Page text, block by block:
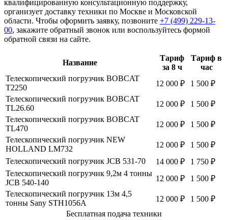
квалифицированную консультационную поддержку,
организует доставку техники по Москве и Московской
области. Чтобы оформить заявку, позвоните +7 (499) 229-13-
00, закажите обратный звонок или воспользуйтесь формой
обратной связи на сайте.
Название
Тариф
за 8 ч
Тариф в
час
Телескопический погрузчик BOBCAT
Т2250
12 000 ₽
1 500 ₽
Телескопический погрузчик BOBCAT
TL26.60
12 000 ₽
1 500 ₽
Телескопический погрузчик BOBCAT
ТL470
12 000 ₽
1 500 ₽
Телескопический погрузчик NEW
HOLLAND LM732
12 000 ₽
1 500 ₽
Телескопический погрузчик JCB 531-70
14 000 ₽
1 750 ₽
Телескопический погрузчик 9,2м 4 тонны
JCB 540-140
12 000 ₽
1 500 ₽
Телескопический погрузчик 13м 4,5
тонны Sany STH1056A
12 000 ₽
1 500 ₽
Бесплатная подача техники